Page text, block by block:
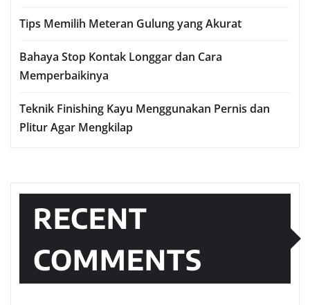
Tips Memilih Meteran Gulung yang Akurat
Bahaya Stop Kontak Longgar dan Cara
Memperbaikinya
Teknik Finishing Kayu Menggunakan Pernis dan
Plitur Agar Mengkilap
RECENT
COMMENTS